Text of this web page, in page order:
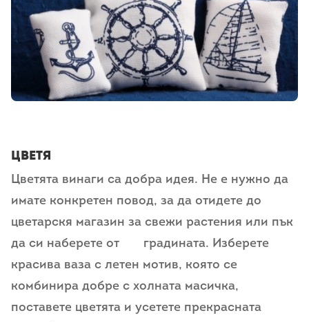
Цветя
Цветята винаги са добра идея. Не е нужно да
имате конкретен повод, за да отидете до
цветарскя магазин за свежи растения или пък
да си наберете от градината. Изберете
красива ваза с летен мотив, която се
комбинира добре с холната масичка,
поставете цветята и усетете прекрасната